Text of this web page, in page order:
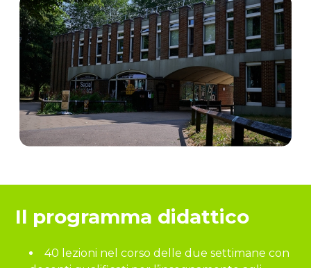
Il programma didattico
40 lezioni nel corso delle due settimane con